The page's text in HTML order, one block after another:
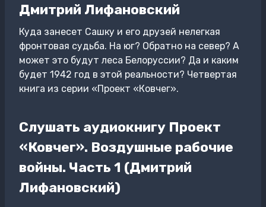
Дмитрий Лифановский
Куда занесет Сашку и его друзей нелегкая
фронтовая судьба. На юг? Обратно на север? А
может это будут леса Белоруссии? Да и каким
будет 1942 год в этой реальности? Четвертая
книга из серии «Проект «Ковчег».
Слушать аудиокнигу Проект
«Ковчег». Воздушные рабочие
войны. Часть 1 (Дмитрий
Лифановский)